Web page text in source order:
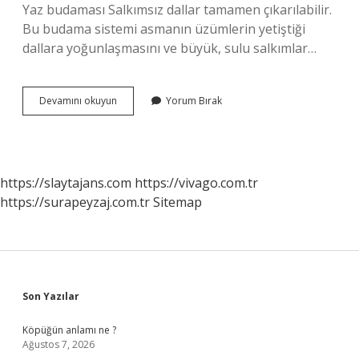
Yaz budaması Salkımsız dallar tamamen çıkarılabilir.
Bu budama sistemi asmanın üzümlerin yetiştiği
dallara yoğunlaşmasını ve büyük, sulu salkımlar…
Devamını okuyun
Kaç
Yorum Bırak
https://slaytajans.com https://vivago.com.tr
https://surapeyzaj.com.trSitemap
Sidebar
Son Yazılar
Köpüğün anlamı ne ?
Ağustos 7, 2026